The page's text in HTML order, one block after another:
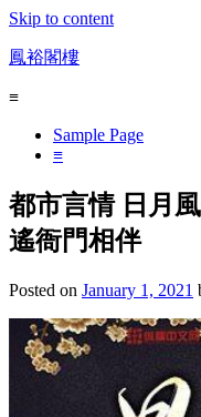
Skip to content
鳳裕閣樓
≡
Sample Page
≡
都市言情 日月
遙衙門相伴
Posted on January 1, 2021